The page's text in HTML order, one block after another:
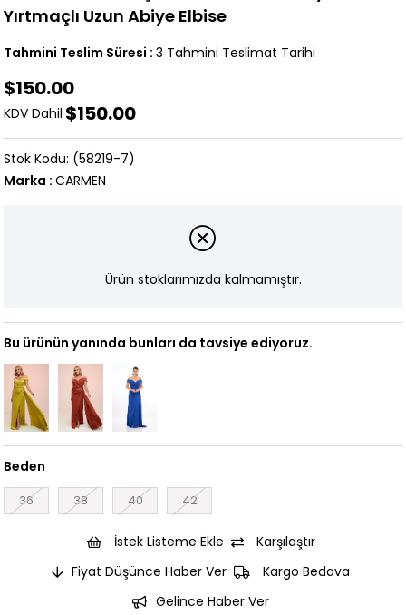
Yırtmaçlı Uzun Abiye Elbise
Tahmini Teslim Süresi : 3 Tahmini Teslimat Tarihi
$150.00
KDV Dahil $150.00
(58219-7)
Marka : CARMEN
Ürün stoklarımızda kalmamıştır.
Bu ürünün yanında bunları da tavsiye ediyoruz.
Beden
36 38 40 42
İstek Listeme Ekle
Karşılaştır
Fiyat Düşünce Haber Ver
Kargo Bedava
Gelince Haber Ver